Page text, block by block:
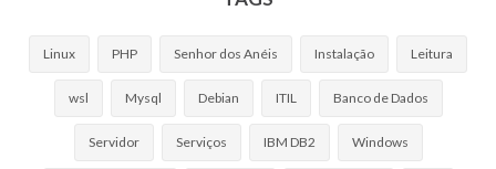
Linux PHP Senhor dos Anéis Instalação Leitura
wsl Mysql Debian ITIL Banco de Dados
Servidor Serviços IBM DB2 Windows